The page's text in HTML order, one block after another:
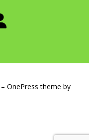
– OnePress theme by